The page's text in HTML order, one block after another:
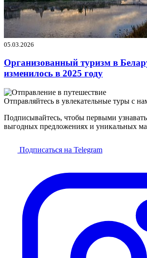
05.03.2026
Организованный туризм в
изменилось в 2025 году
Отправляйтесь в увлекательные туры с
Подписывайтесь, чтобы первыми
выгодных предложениях и уникальных
Подписаться на Telegram